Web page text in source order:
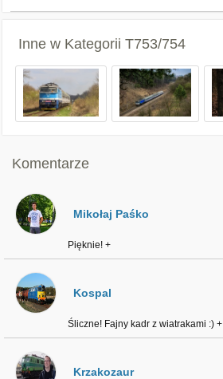
Inne w Kategorii T753/754
Komentarze
Mikołaj Paśko
Pięknie! +
Kospal
Śliczne! Fajny kadr z wiatrakami :) +
Krzakozaur